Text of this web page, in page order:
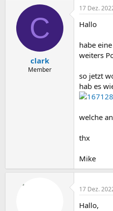
s
t
t
a
m
C
clark
Member
17 Dez.
Hallo
habe
weiters
so jetzt
hab es
welche
thx
Mike
17 Dez.
Hallo,